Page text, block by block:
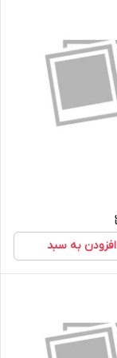
افزودن به سبد